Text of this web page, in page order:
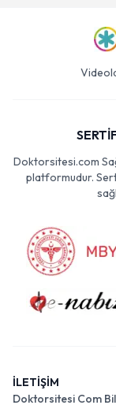
Doktorsitesi.com
platformudur.
İLETİŞİM